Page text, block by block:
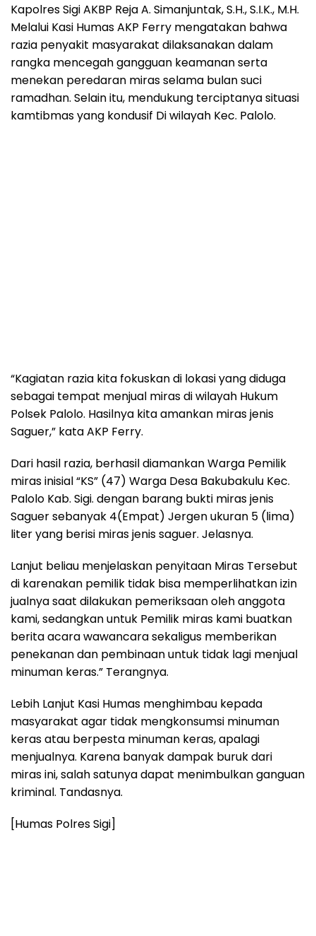
Kapolres Sigi AKBP Reja A. Simanjuntak, S.H., S.I.K., M.H.
Melalui Kasi Humas AKP Ferry mengatakan bahwa
razia penyakit masyarakat dilaksanakan dalam
rangka mencegah gangguan keamanan serta
menekan peredaran miras selama bulan suci
ramadhan. Selain itu, mendukung terciptanya situasi
kamtibmas yang kondusif Di wilayah Kec. Palolo.
“Kagiatan razia kita fokuskan di lokasi yang diduga
sebagai tempat menjual miras di wilayah Hukum
Polsek Palolo. Hasilnya kita amankan miras jenis
Saguer,” kata AKP Ferry.
Dari hasil razia, berhasil diamankan Warga Pemilik
miras inisial “KS” (47) Warga Desa Bakubakulu Kec.
Palolo Kab. Sigi. dengan barang bukti miras jenis
Saguer sebanyak 4(Empat) Jergen ukuran 5 (lima)
liter yang berisi miras jenis saguer. Jelasnya.
Lanjut beliau menjelaskan penyitaan Miras Tersebut
di karenakan pemilik tidak bisa memperlihatkan izin
jualnya saat dilakukan pemeriksaan oleh anggota
kami, sedangkan untuk Pemilik miras kami buatkan
berita acara wawancara sekaligus memberikan
penekanan dan pembinaan untuk tidak lagi menjual
minuman keras.” Terangnya.
Lebih Lanjut Kasi Humas menghimbau kepada
masyarakat agar tidak mengkonsumsi minuman
keras atau berpesta minuman keras, apalagi
menjualnya. Karena banyak dampak buruk dari
miras ini, salah satunya dapat menimbulkan ganguan
kriminal. Tandasnya.
[Humas Polres Sigi]